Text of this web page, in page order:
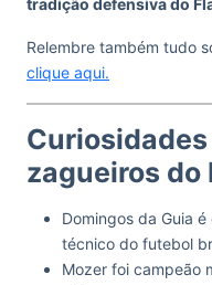
tradição defensiva do
Relembre também tudo
clique aqui.
zagueiros do
Domingos da Guia
técnico do futebol
Mozer foi campeão